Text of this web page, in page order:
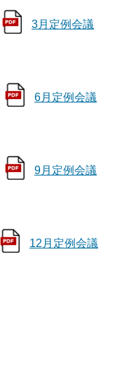
3月定例会議
6月定例会議
9月定例会議
12月定例会議